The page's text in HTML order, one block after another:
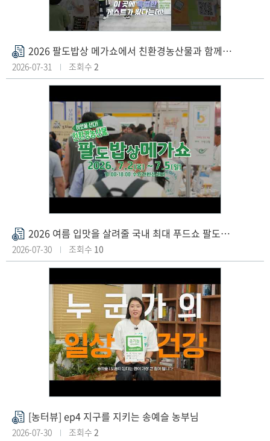
6
2
첨
부
파
2026 팔도밥상 메가쇼에서 친환경농산물과 함께한 특별한 손님?!
2026-07-31 조회수 2
첨
부
2026 여름 입맛을 살려줄 국내 최대 푸드쇼 팔도밥상페어 메가쇼에 친환경 등장!
2026-07-30 조회수 10
첨
부
[농터뷰] ep4 지구를 지키는 송예슬 농부님
2026-07-30 조회수 2